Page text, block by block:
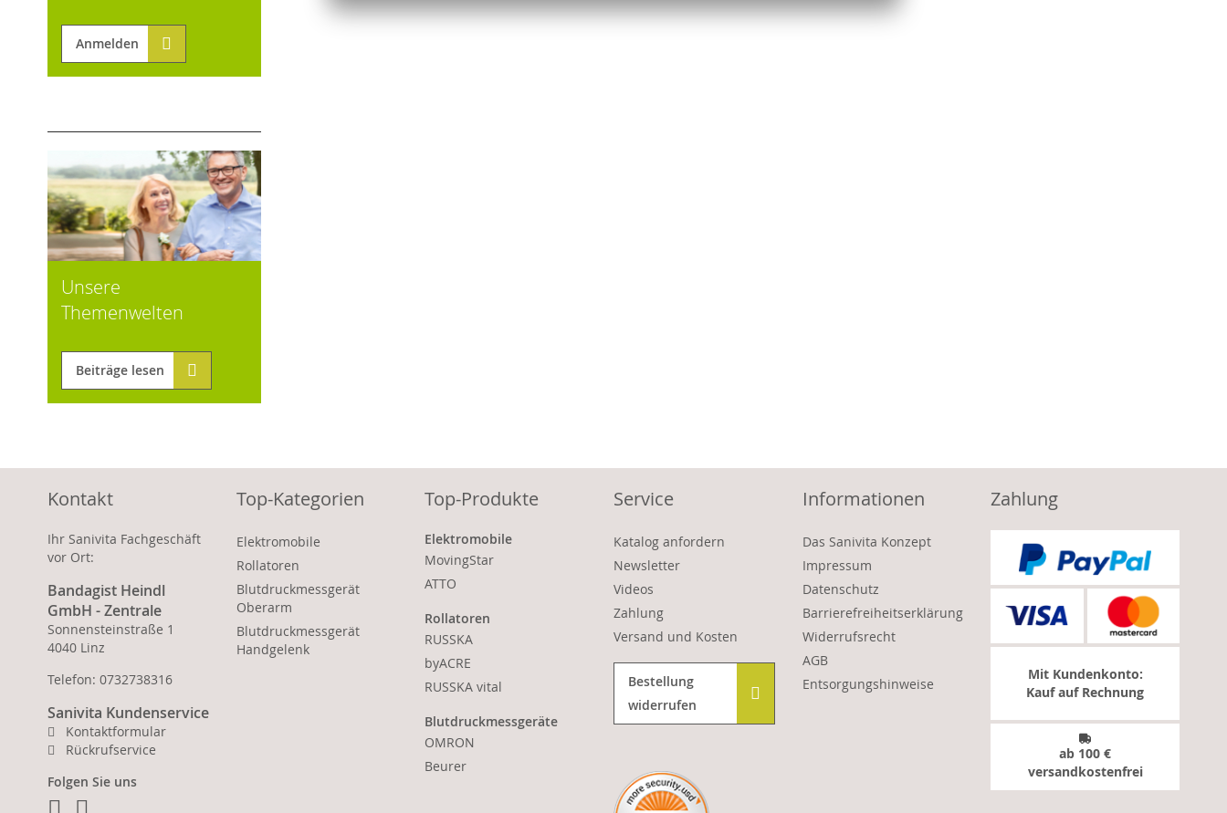
Anmelden
Unsere
Themenwelten
Beiträge lesen
Kontakt
Ihr Sanivita Fachgeschäft
vor Ort:
Bandagist Heindl
GmbH - Zentrale
Sonnensteinstraße 1
4040 Linz
Telefon: 0732738316
Sanivita Kundenservice
Kontaktformular
Rückrufservice
Folgen Sie uns
Top-Kategorien
Elektromobile
Rollatoren
Blutdruckmessgerät
Oberarm
Blutdruckmessgerät
Handgelenk
Top-Produkte
Elektromobile
MovingStar
ATTO
Rollatoren
RUSSKA
byACRE
RUSSKA vital
Blutdruckmessgeräte
OMRON
Beurer
Service
Katalog anfordern
Newsletter
Videos
Zahlung
Versand und Kosten
Bestellung
widerrufen
Informationen
Das Sanivita Konzept
Impressum
Datenschutz
Barrierefreiheitserklärung
Widerrufsrecht
AGB
Entsorgungshinweise
Zahlung
Mit Kundenkonto:
Kauf auf Rechnung
ab 100 €
versandkostenfrei